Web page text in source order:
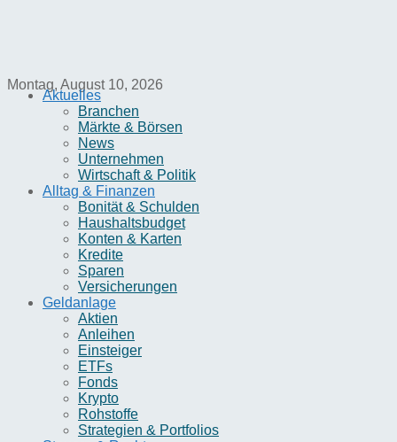
Montag, August 10, 2026
Aktuelles
Branchen
Märkte & Börsen
News
Unternehmen
Wirtschaft & Politik
Alltag & Finanzen
Bonität & Schulden
Haushaltsbudget
Konten & Karten
Kredite
Sparen
Versicherungen
Geldanlage
Aktien
Anleihen
Einsteiger
ETFs
Fonds
Krypto
Rohstoffe
Strategien & Portfolios